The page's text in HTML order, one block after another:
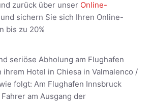
zurück über unser Online-
und sichern Sie sich Ihren Online-
bis zu 20%
seriöse Abholung am Flughafen
ihrem Hotel in Chiesa in Valmalenco /
folgt: Am Flughafen Innsbruck
am Ausgang der